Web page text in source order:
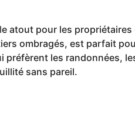
atout pour les propriétaires
ombragés, est parfait
préfèrent les randonnées,
sans pareil.